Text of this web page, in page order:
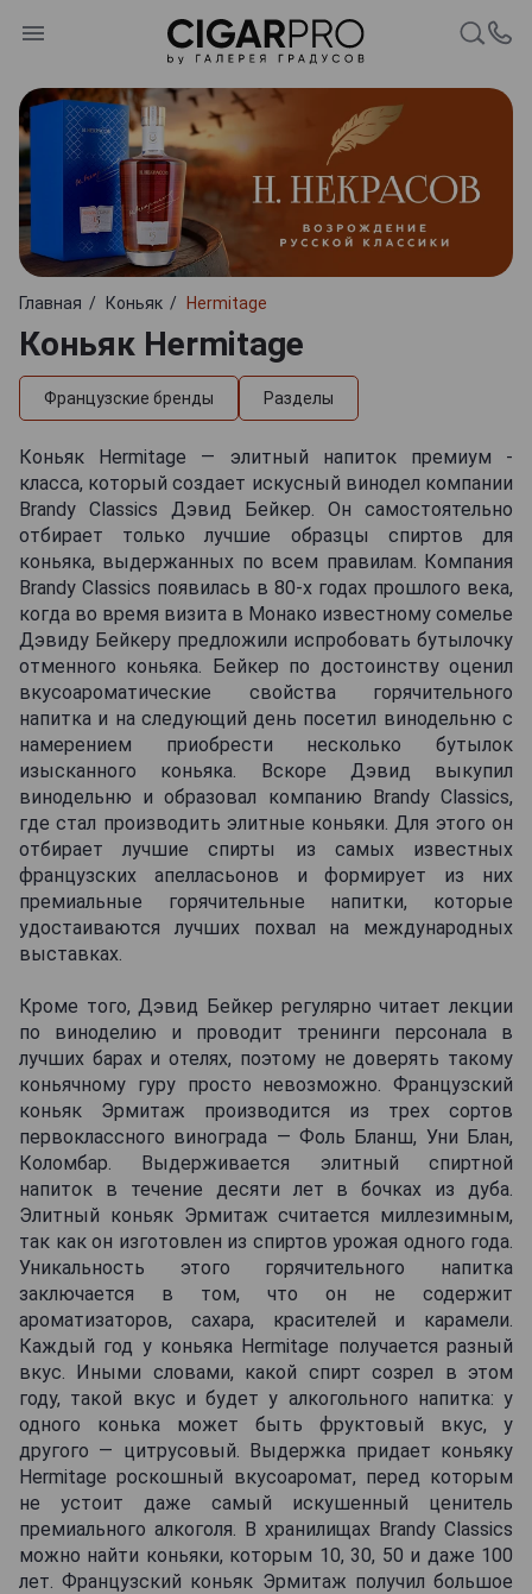
Главная Коньяк Hermitage
Коньяк Hermitage
Французские бренды Разделы
Коньяк Hermitage — элитный напиток премиум -
класса, который создает искусный винодел компании
Brandy Classics Дэвид Бейкер. Он самостоятельно
отбирает только лучшие образцы спиртов для
коньяка, выдержанных по всем правилам. Компания
Brandy Classics появилась в 80-х годах прошлого века,
когда во время визита в Монако известному сомелье
Дэвиду Бейкеру предложили испробовать бутылочку
отменного коньяка. Бейкер по достоинству оценил
вкусоароматические свойства горячительного
напитка и на следующий день посетил винодельню с
намерением приобрести несколько бутылок
изысканного коньяка. Вскоре Дэвид выкупил
винодельню и образовал компанию Brandy Classics,
где стал производить элитные коньяки. Для этого он
отбирает лучшие спирты из самых известных
французских апелласьонов и формирует из них
премиальные горячительные напитки, которые
удостаиваются лучших похвал на международных
выставках.
Кроме того, Дэвид Бейкер регулярно читает лекции
по виноделию и проводит тренинги персонала в
лучших барах и отелях, поэтому не доверять такому
коньячному гуру просто невозможно. Французский
коньяк Эрмитаж производится из трех сортов
первоклассного винограда — Фоль Бланш, Уни Блан,
Коломбар. Выдерживается элитный спиртной
напиток в течение десяти лет в бочках из дуба.
Элитный коньяк Эрмитаж считается миллезимным,
так как он изготовлен из спиртов урожая одного года.
Уникальность этого горячительного напитка
заключается в том, что он не содержит
ароматизаторов, сахара, красителей и карамели.
Каждый год у коньяка Hermitage получается разный
вкус. Иными словами, какой спирт созрел в этом
году, такой вкус и будет у алкогольного напитка: у
одного конька может быть фруктовый вкус, у
другого — цитрусовый. Выдержка придает коньяку
Hermitage роскошный вкусоаромат, перед которым
не устоит даже самый искушенный ценитель
премиального алкоголя. В хранилищах Brandy Classics
можно найти коньяки, которым 10, 30, 50 и даже 100
лет. Французский коньяк Эрмитаж получил большое